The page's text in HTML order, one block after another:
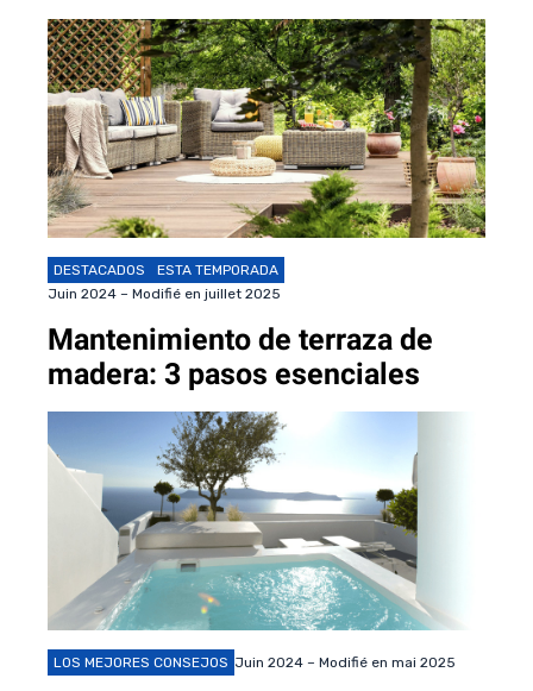
DESTACADOS
ESTA TEMPORADA
Juin 2024 – Modifié en juillet 2025
Mantenimiento de terraza de
madera: 3 pasos esenciales
LOS MEJORES CONSEJOS Juin 2024 – Modifié en mai 2025